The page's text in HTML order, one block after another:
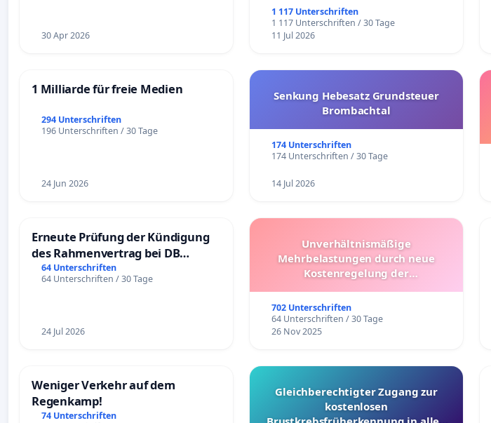
30 Apr 2026
1 117 Unterschriften
1 117 Unterschriften / 30 Tage
11 Jul 2026
1 Milliarde für freie Medien
294 Unterschriften
196 Unterschriften / 30 Tage
24 Jun 2026
Senkung Hebesatz Grundsteuer
Brombachtal
174 Unterschriften
174 Unterschriften / 30 Tage
14 Jul 2026
Erneute Prüfung der Kündigung
des Rahmenvertrag bei DB
Fahrwegdienste Gmbh
64 Unterschriften
64 Unterschriften / 30 Tage
24 Jul 2026
Unverhältnismäßige
Mehrbelastungen durch neue
Kostenregelung der
Überprüfung und Alternativen
702 Unterschriften
64 Unterschriften / 30 Tage
26 Nov 2025
Weniger Verkehr auf dem
Regenkamp!
74 Unterschriften
Gleichberechtigter Zugang zur
kostenlosen